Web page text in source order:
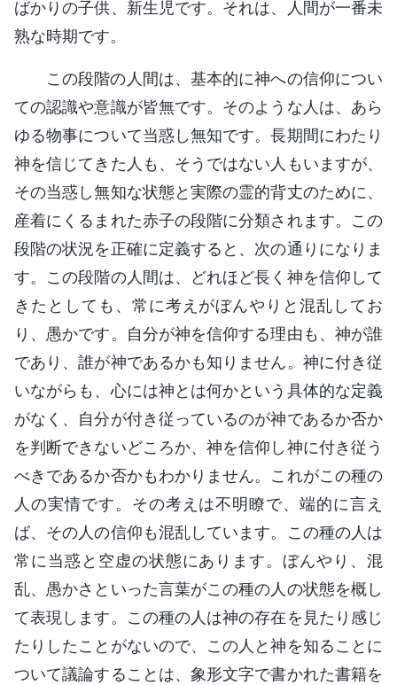
ばかりの子供、新生児です。それは、人間が一番未
熟な時期です。
この段階の人間は、基本的に神への信仰につい
ての認識や意識が皆無です。そのような人は、あら
ゆる物事について当惑し無知です。長期間にわたり
神を信じてきた人も、そうではない人もいますが、
その当惑し無知な状態と実際の霊的背丈のために、
産着にくるまれた赤子の段階に分類されます。この
段階の状況を正確に定義すると、次の通りになりま
す。この段階の人間は、どれほど長く神を信仰して
きたとしても、常に考えがぼんやりと混乱してお
り、愚かです。自分が神を信仰する理由も、神が誰
であり、誰が神であるかも知りません。神に付き従
いながらも、心には神とは何かという具体的な定義
がなく、自分が付き従っているのが神であるか否か
を判断できないどころか、神を信仰し神に付き従う
べきであるか否かもわかりません。これがこの種の
人の実情です。その考えは不明瞭で、端的に言え
ば、その人の信仰も混乱しています。この種の人は
常に当惑と空虚の状態にあります。ぼんやり、混
乱、愚かさといった言葉がこの種の人の状態を概し
て表現します。この種の人は神の存在を見たり感じ
たりしたことがないので、この人と神を知ることに
ついて議論することは、象形文字で書かれた書籍を